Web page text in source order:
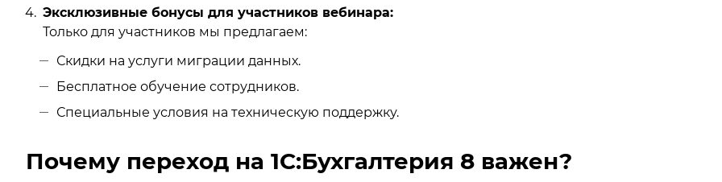
Эксклюзивные бонусы для участников вебинара:
Только для участников мы предлагаем:
Скидки на услуги миграции данных.
Бесплатное обучение сотрудников.
Специальные условия на техническую поддержку.
Почему переход на 1С:Бухгалтерия 8 важен?